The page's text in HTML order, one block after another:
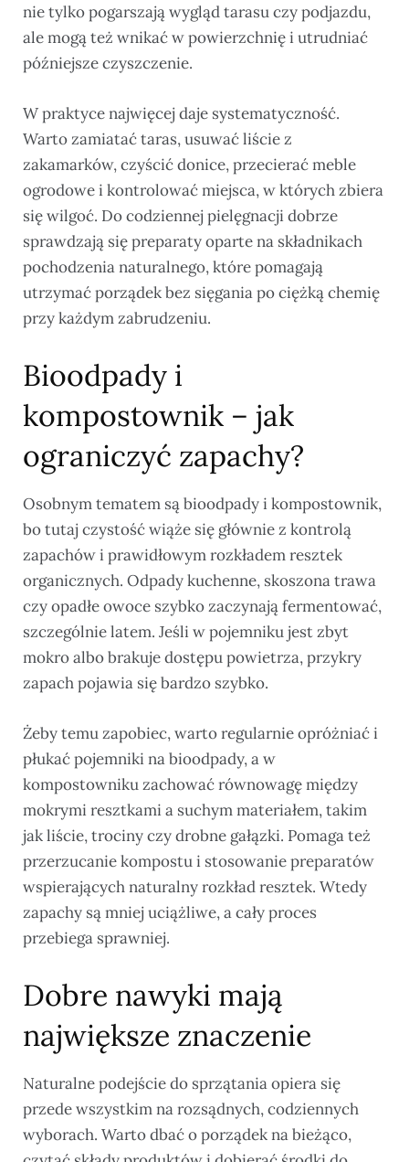
nie tylko pogarszają wygląd tarasu czy podjazdu,
ale mogą też wnikać w powierzchnię i utrudniać
późniejsze czyszczenie.
W praktyce najwięcej daje systematyczność.
Warto zamiatać taras, usuwać liście z
zakamarków, czyścić donice, przecierać meble
ogrodowe i kontrolować miejsca, w których zbiera
się wilgoć. Do codziennej pielęgnacji dobrze
sprawdzają się preparaty oparte na składnikach
pochodzenia naturalnego, które pomagają
utrzymać porządek bez sięgania po ciężką chemię
przy każdym zabrudzeniu.
Bioodpady i
kompostownik – jak
ograniczyć zapachy?
Osobnym tematem są bioodpady i kompostownik,
bo tutaj czystość wiąże się głównie z kontrolą
zapachów i prawidłowym rozkładem resztek
organicznych. Odpady kuchenne, skoszona trawa
czy opadłe owoce szybko zaczynają fermentować,
szczególnie latem. Jeśli w pojemniku jest zbyt
mokro albo brakuje dostępu powietrza, przykry
zapach pojawia się bardzo szybko.
Żeby temu zapobiec, warto regularnie opróżniać i
płukać pojemniki na bioodpady, a w
kompostowniku zachować równowagę między
mokrymi resztkami a suchym materiałem, takim
jak liście, trociny czy drobne gałązki. Pomaga też
przerzucanie kompostu i stosowanie preparatów
wspierających naturalny rozkład resztek. Wtedy
zapachy są mniej uciążliwe, a cały proces
przebiega sprawniej.
Dobre nawyki mają
największe znaczenie
Naturalne podejście do sprzątania opiera się
przede wszystkim na rozsądnych, codziennych
wyborach. Warto dbać o porządek na bieżąco,